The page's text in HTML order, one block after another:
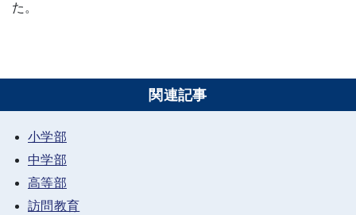
た。
関連記事
小学部
中学部
高等部
訪問教育